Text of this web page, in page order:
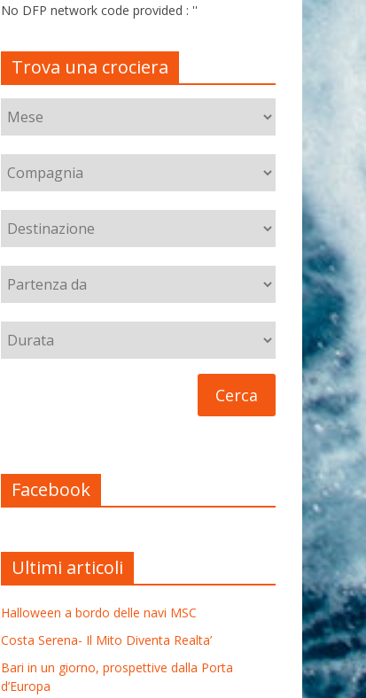
No DFP network code provided : ''
Trova una crociera
Facebook
Ultimi articoli
Halloween a bordo delle navi MSC
Costa Serena- Il Mito Diventa Realta’
Bari in un giorno, prospettive dalla Porta
d’Europa